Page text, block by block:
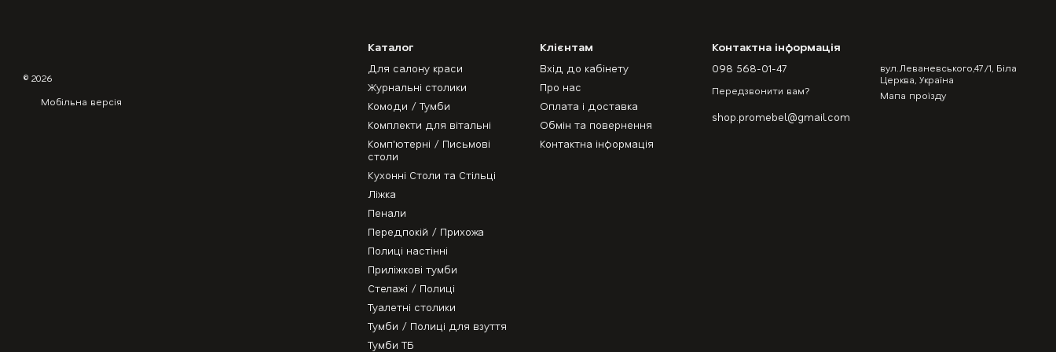
© 2026
Мобільна версія
Каталог
Для салону краси
Журнальні столики
Комоди / Тумби
Комплекти для вітальні
Комп'ютерні / Письмові
столи
Кухонні Столи та Стільці
Ліжка
Пенали
Передпокій / Прихожа
Полиці настінні
Приліжкові тумби
Стелажі / Полиці
Туалетні столики
Тумби / Полиці для взуття
Тумби ТБ
Клієнтам
Вхід до кабінету
Про нас
Оплата і доставка
Обмін та повернення
Контактна інформація
Контактна інформація
098 568-01-47
Передзвонити вам?
shop.promebel@gmail.com
вул.Леваневського,47/1, Біла
Церква, Україна
Мапа проїзду